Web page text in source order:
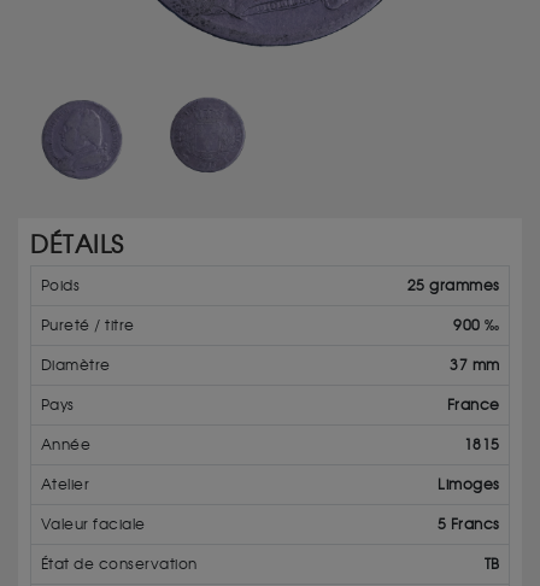
DÉTAILS
Poids 25 grammes
Pureté / titre 900 ‰
Diamètre 37 mm
Pays France
Année 1815
Atelier Limoges
Valeur faciale 5 Francs
État de conservation TB